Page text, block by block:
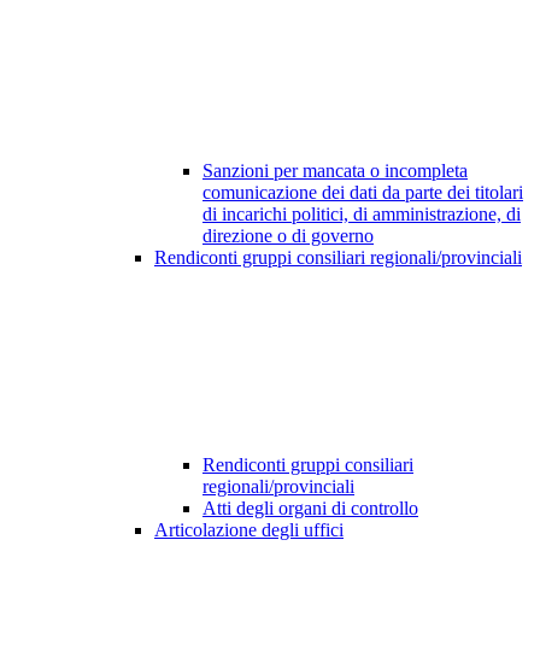
Sanzioni per mancata o incompleta
comunicazione dei dati da parte dei titolari
di incarichi politici, di amministrazione, di
direzione o di governo
Rendiconti gruppi consiliari regionali/provinciali
Rendiconti gruppi consiliari
regionali/provinciali
Atti degli organi di controllo
Articolazione degli uffici